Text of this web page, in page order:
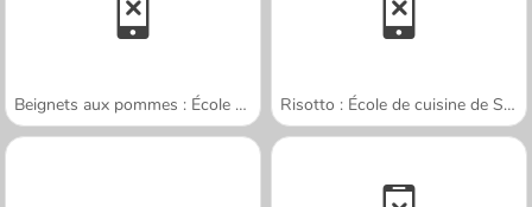
Beignets aux pommes : École de Sara Risotto : École de cuisine de Sara